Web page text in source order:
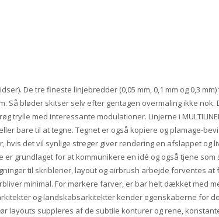
De tre fineste linjebredder (0,05 mm, 0,1 mm og 0,3
bløder skitser selv efter gentagen overmaling ikke nok.
med interessante modulationer. Linjerne i
bare til at tegne. Tegnet er også kopiere og plamage-
det vil synlige streger giver rendering en afslappet og
grundlaget for at kommunikere en idé og også tjene
til skriblerier, layout og airbrush arbejde forventes at
minimal. For mørkere farver, er bar helt dækket med
og landskabsarkitekter kender egenskaberne for
layouts suppleres af de subtile konturer og rene,